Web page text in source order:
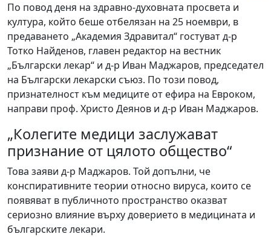
По повод деня на здравно-духовната просвета и
култура, който беше отбелязан на 25 ноември, в
предаването „Академия Здравитал“ гостуват д-р
Тотко Найденов, главен редактор на вестник
„Български лекар“ и д-р Иван Маджаров, председател
на Български лекарски съюз. По този повод,
признателност към медиците от ефира на Евроком,
направи проф. Христо Деянов и д-р Иван Маджаров.
„Колегите медици заслужават
признание от цялото общество“
Това заяви д-р Маджаров. Той допълни, че
конспиративните теории относно вируса, които се
появяват в публичното пространство оказват
сериозно влияние върху доверието в медицината и
българските лекари.